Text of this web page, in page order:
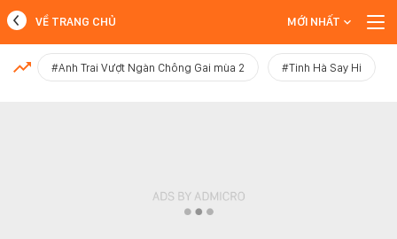
MỚI NHẤT
VỀ TRANG CHỦ MỚI NHẤT
#Anh Trai Vượt Ngàn Chông Gai mùa 2 #Tinh Hà Say Hi